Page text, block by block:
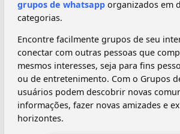
grupos de whatsapp organizados em
categorias.
Encontre facilmente grupos de seu
conectar com outras pessoas que
mesmos interesses, seja para fins
ou de entretenimento. Com o Grupos
usuários podem descobrir novas
informações, fazer novas amizades e
horizontes.